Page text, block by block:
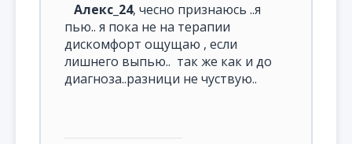
Алекс_24, чесно признаюсь ..я
пью.. я пока не на терапии
дискомфорт ощущаю , если
лишнего выпью.. так же как и до
диагноза..разници не чуствую..